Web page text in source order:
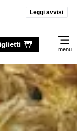
Leggi avvisi
menu